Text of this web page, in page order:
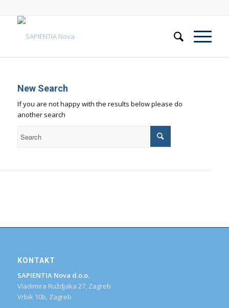
New Search
If you are not happy with the results below please do
another search
KONTAKT
SAPIENTIA Nova d.o.o.
Vladimira Ruždjaka 27, Zagreb
Vrbik 10b, Zagreb